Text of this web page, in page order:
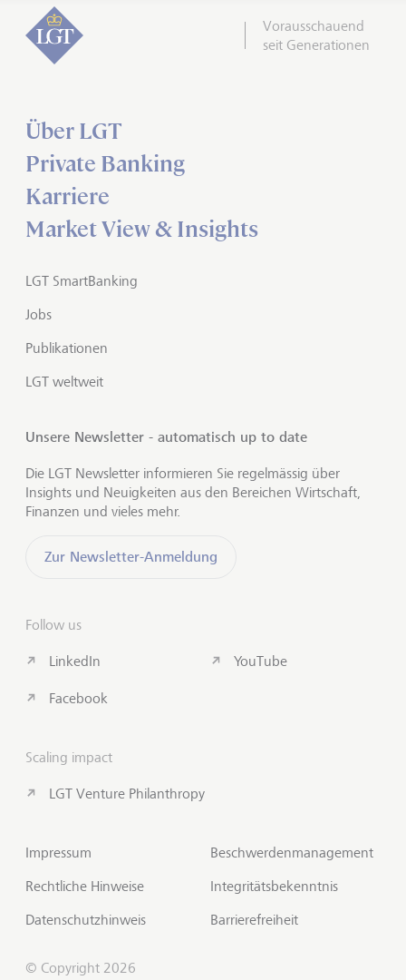
Vorausschauend
seit Generationen
Über LGT
Private Banking
Karriere
Market View & Insights
LGT SmartBanking
Jobs
Publikationen
LGT weltweit
Unsere Newsletter - automatisch up to date
Die LGT Newsletter informieren Sie regelmässig über
Insights und Neuigkeiten aus den Bereichen Wirtschaft,
Finanzen und vieles mehr.
Zur Newsletter-Anmeldung
Follow us
LinkedIn
Facebook
YouTube
Scaling impact
LGT Venture Philanthropy
Impressum
Rechtliche Hinweise
Datenschutzhinweis
Beschwerdenmanagement
Integritätsbekenntnis
Barrierefreiheit
© Copyright 2026